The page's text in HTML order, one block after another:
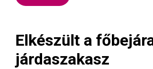
Elkészült a
járdaszakasz